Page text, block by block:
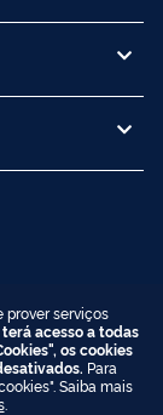
prover serviços
acesso a todas
os cookies
Para
Saiba mais
.